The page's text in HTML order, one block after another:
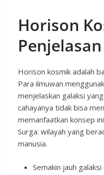
Horison
Horison kosmik adalah
Para ilmuwan
menjelaskan galaksi
cahayanya tidak bisa
memanfaatkan konsep
Surga: wilayah yang
manusia.
Semakin jauh